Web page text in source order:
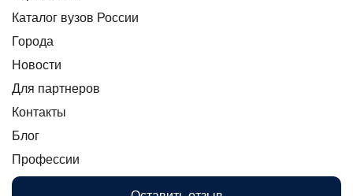
Каталог вузов России
Города
Новости
Для партнеров
Контакты
Блог
Профессии